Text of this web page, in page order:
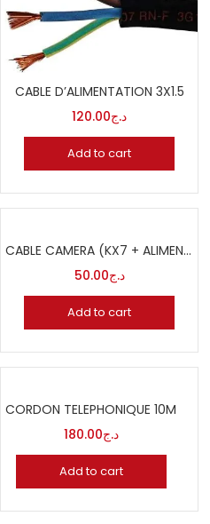
CABLE D’ALIMENTATION 3X1.5
د.ج120.00
Add to cart
CABLE CAMERA (KX7 + ALIMENTATION 0.50MM) – CUIVRE – BOBINE 500M – PVC – VERT – ESTEL
د.ج50.00
Add to cart
CORDON TELEPHONIQUE 10M
د.ج180.00
Add to cart